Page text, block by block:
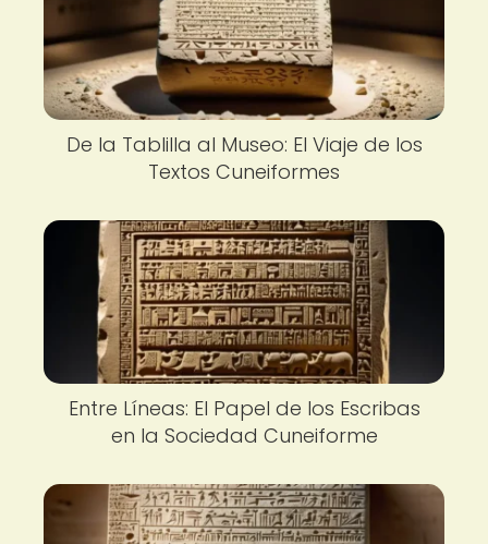
De la Tablilla al Museo: El Viaje de los
Textos Cuneiformes
Entre Líneas: El Papel de los Escribas
en la Sociedad Cuneiforme